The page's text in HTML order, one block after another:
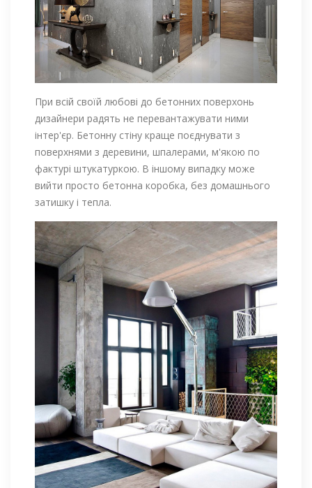
При всій своїй любові до бетонних поверхонь
дизайнери радять не перевантажувати ними
інтер'єр. Бетонну стіну краще поєднувати з
поверхнями з деревини, шпалерами, м'якою по
фактурі штукатуркою. В іншому випадку може
вийти просто бетонна коробка, без домашнього
затишку і тепла.